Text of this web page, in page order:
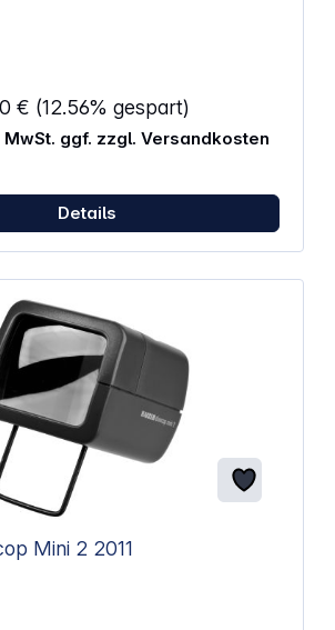
€ (12.56% gespart)
MwSt. ggf. zzgl. Versandkosten
Details
Kaiser Diascop Mini 2 2011